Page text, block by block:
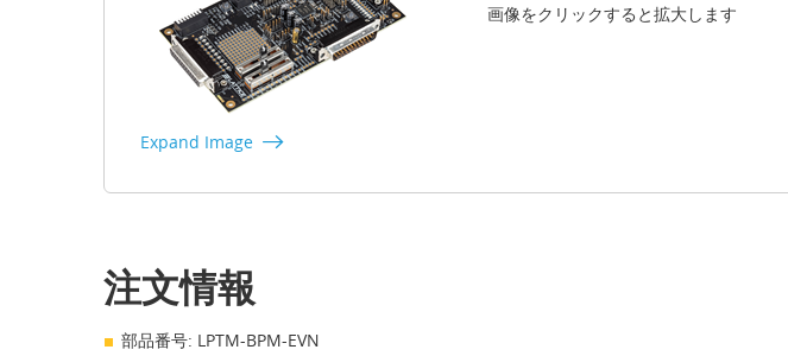
Expand Image
画像をクリックすると拡大します
注文情報
部品番号: LPTM-BPM-EVN